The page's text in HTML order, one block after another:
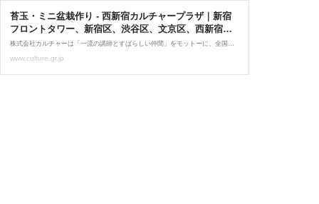
苔玉・ミニ盆栽作り - 西新宿カルチャープラザ｜新宿
フロントタワー、新宿区、渋谷区、文京区、西新宿駅
周辺で趣味・習い事をお探しなら
株式会社カルチャーは「一流の講師とすばらしい仲間」をモットーに、全国でカルチャーセンターを展開しています。多彩な講座があなたをお待ちしております。
www.culture.gr.jp